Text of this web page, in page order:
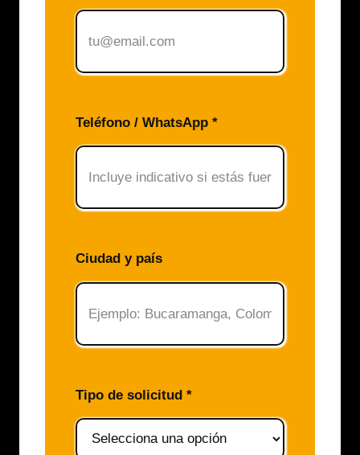
Teléfono / WhatsApp *
Ciudad y país
Tipo de solicitud *